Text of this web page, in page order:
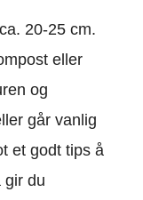
20-25 cm.
eller
og
går vanlig
et godt tips å
gir du